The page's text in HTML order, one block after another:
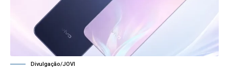
Divulgação/JOVI